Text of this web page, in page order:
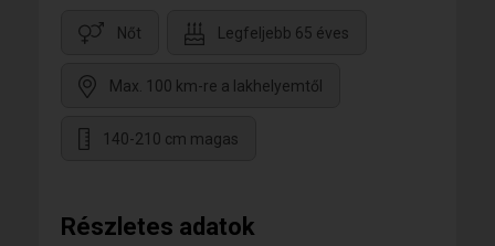
Nőt Legfeljebb 65 éves
Max. 100 km-re a lakhelyemtől
140-210 cm magas
Részletes adatok